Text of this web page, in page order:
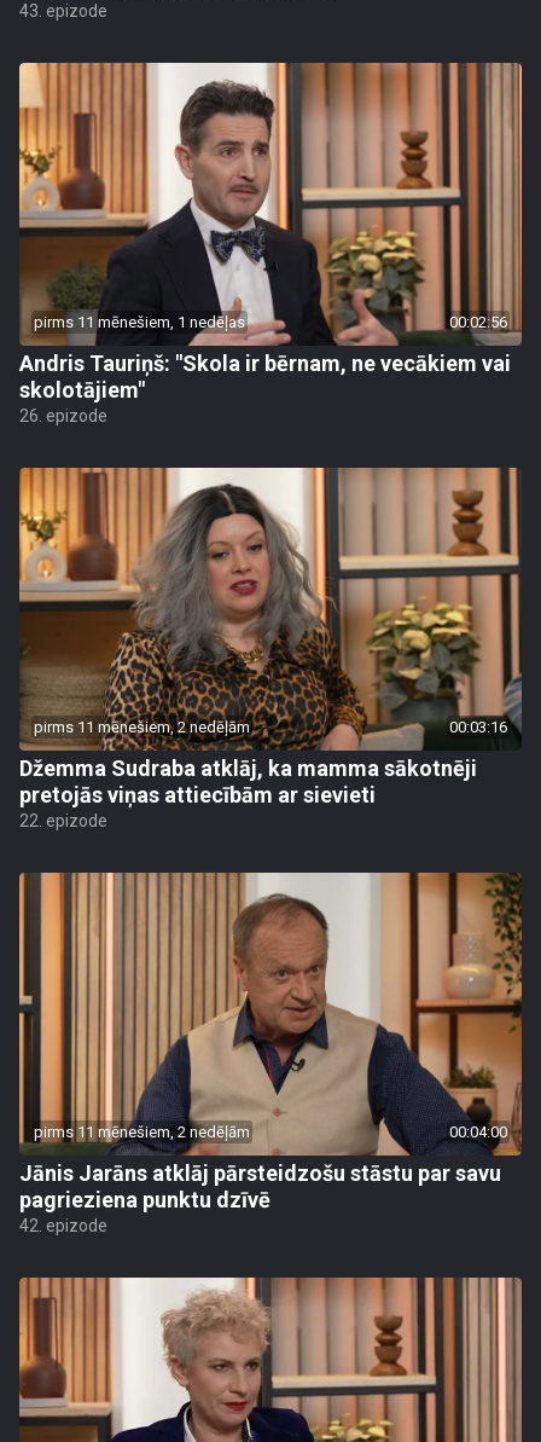
43. epizode
pirms 11 mēnešiem, 1 nedēļas 00:02:56
Andris Tauriņš: "Skola ir bērnam, ne vecākiem vai
skolotājiem"
26. epizode
pirms 11 mēnešiem, 2 nedēļām 00:03:16
Džemma Sudraba atklāj, ka mamma sākotnēji
pretojās viņas attiecībām ar sievieti
22. epizode
pirms 11 mēnešiem, 2 nedēļām 00:04:00
Jānis Jarāns atklāj pārsteidzošu stāstu par savu
pagrieziena punktu dzīvē
42. epizode